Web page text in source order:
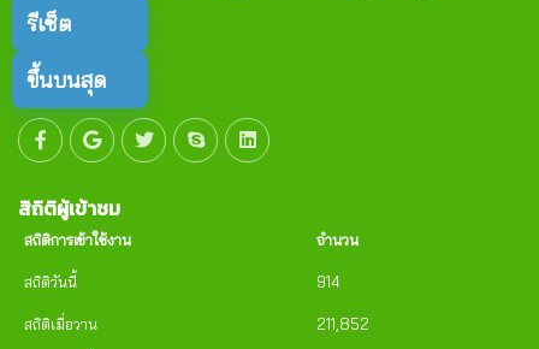
รีเซ็ต
ขึ้นบนสุด
Copyright (c)
สิถิติผู้เข้าชม
สถิติการเข้าใช้งาน จำนวน
สถิติวันนี้ 914
สถิติเมื่อวาน 211,852